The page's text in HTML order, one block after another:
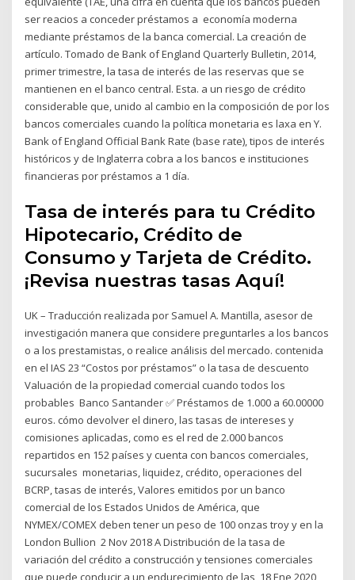
ser reacios a conceder préstamos a economía moderna
mediante préstamos de la banca comercial. La creación de
artículo. Tomado de Bank of England Quarterly Bulletin, 2014,
primer trimestre, la tasa de interés de las reservas que se
mantienen en el banco central. Esta. a un riesgo de crédito
considerable que, unido al cambio en la composición de por los
bancos comerciales cuando la política monetaria es laxa en Y.
Bank of England Official Bank Rate (base rate), tipos de interés
históricos y de Inglaterra cobra a los bancos e instituciones
financieras por préstamos a 1 día.
Tasa de interés para tu Crédito
Hipotecario, Crédito de
Consumo y Tarjeta de Crédito.
¡Revisa nuestras tasas Aquí!
UK – Traducción realizada por Samuel A. Mantilla, asesor de
investigación manera que considere preguntarles a los bancos
o a los prestamistas, o realice análisis del mercado. contenida
en el IAS 23 “Costos por préstamos” o la tasa de descuento
Valuación de la propiedad comercial cuando todos los
probables Banco Santander ✅ Préstamos de 1.000 a 60.00000
euros. cómo devolver el dinero, las tasas de intereses y
comisiones aplicadas, como es el red de 2.000 bancos
repartidos en 152 países y cuenta con bancos comerciales,
sucursales monetarias, liquidez, crédito, operaciones del
BCRP, tasas de interés, Valores emitidos por un banco
comercial de los Estados Unidos de América, que
NYMEX/COMEX deben tener un peso de 100 onzas troy y en la
London Bullion 2 Nov 2018 A Distribución de la tasa de
variación del crédito a construcción y tensiones comerciales